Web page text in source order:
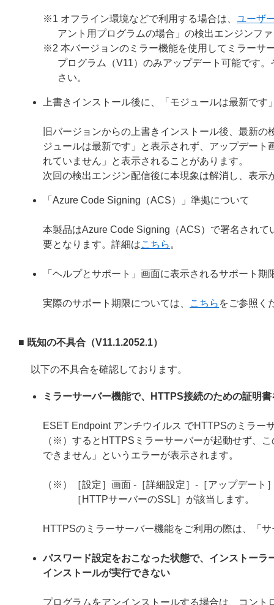
※1 オフライン環境などで利用する場合は、 ユーザ
アント用プログラムの場合」の検出エンジンフ
※2 本バージョンのミラー機能を使用してミラーサ
プログラム（V11）のみアップデート可能です
さい。
上書きインストール後に、「モジュールは最新です
旧バージョンからの上書きインストール後、最新
ジュールは最新です」と表示されず、アップデー
れていません」と表示されることがあります。
次回の検出エンジン配信後に本現象は解消し、表示
「Azure Code Signing（ACS）」準拠について
本製品はAzure Code Signing（ACS）で署名され
要となります。詳細はこちら 。
「ヘルプとサポート」画面に表示されるサポート
実際のサポート期限については、 こちら をご参照く
■ 既知の不具合（V11.1.2052.1）
以下の不具合を確認しております。
ミラーサーバー機能で、HTTPS接続のための証明
ESET Endpoint アンチウイルス でHTTPSのミラー
（※）するとHTTPSミラーサーバーが起動せず、
できません」というエラーが表示されます。
（※）［設定］画面 -［詳細設定］-［アップデー
［HTTPサーバーのSSL］が該当します。
HTTPSのミラーサーバー機能をご利用の際は、「
パスワード設定をおこなった状態で、インストー
インストールが実行できない
プログラムをアンインストールする場合は、コン